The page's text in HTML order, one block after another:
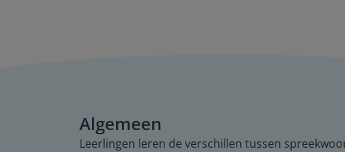
Algemeen
Leerlingen leren de verschillen tussen